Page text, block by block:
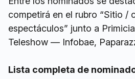
competirá en el rubro “Sitio /
espectáculos” junto a
Teleshow — Infobae,
Lista completa de